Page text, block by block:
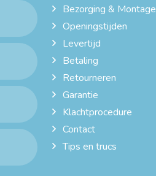
Bezorging & Montage
Openingstijden
Levertijd
Betaling
Retourneren
Garantie
Klachtprocedure
Contact
Tips en trucs